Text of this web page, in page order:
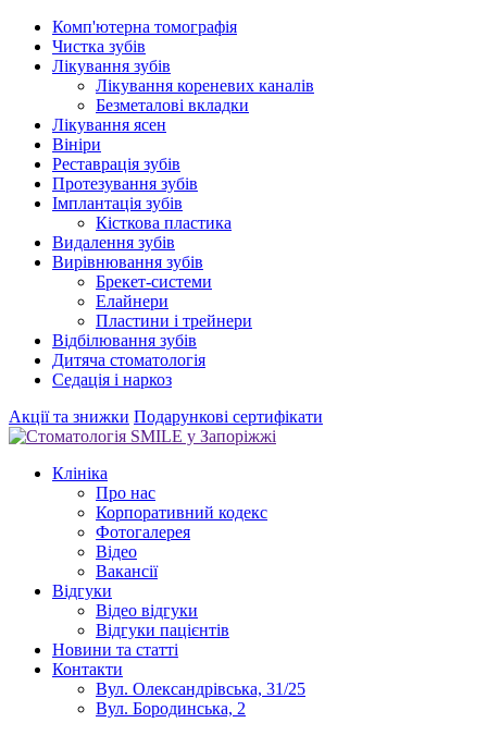
Комп'ютерна томографія
Чистка зубів
Лікування зубів
Лікування кореневих каналів
Безметалові вкладки
Лікування ясен
Вініри
Реставрація зубів
Протезування зубів
Імплантація зубів
Кісткова пластика
Видалення зубів
Вирівнювання зубів
Брекет-системи
Елайнери
Пластини і трейнери
Відбілювання зубів
Дитяча стоматологія
Седація і наркоз
Акції та знижки Подарункові сертифікати
Клініка
Про нас
Корпоративний кодекс
Фотогалерея
Відео
Вакансії
Відгуки
Відео відгуки
Відгуки пацієнтів
Новини та статті
Контакти
Вул. Олександрівська, 31/25
Вул. Бородинська, 2